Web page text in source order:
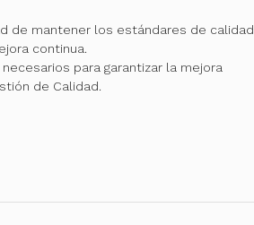
de mantener los estándares de calidad
continua.
para garantizar la mejora
de Calidad.